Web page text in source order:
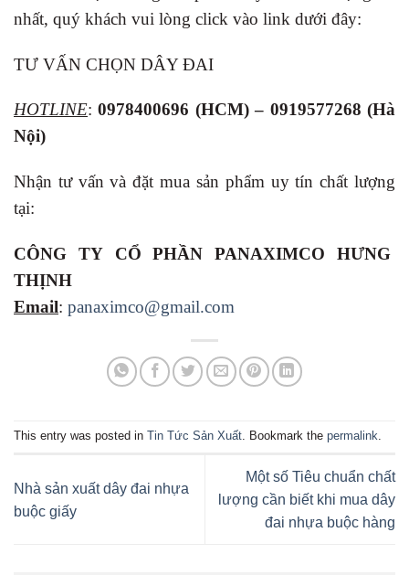
nhất, quý khách vui lòng click vào link dưới đây:
TƯ VẤN CHỌN DÂY ĐAI
HOTLINE: 0978400696 (HCM) – 0919577268 (Hà
Nội)
Nhận tư vấn và đặt mua sản phẩm uy tín chất lượng
tại:
CÔNG TY CỔ PHẦN PANAXIMCO HƯNG
THỊNH
Email: panaximco@gmail.com
This entry was posted in Tin Tức Sản Xuất. Bookmark the permalink.
Nhà sản xuất dây đai nhựa
buộc giấy
Một số Tiêu chuẩn chất
lượng cần biết khi mua dây
đai nhựa buộc hàng